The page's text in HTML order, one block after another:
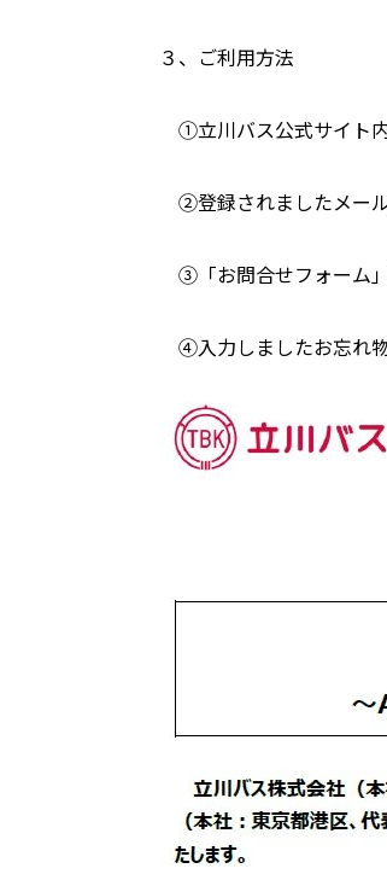
３、ご利用方法
①立川バス公式サイト内
②登録されましたメール
③「お問合せフォーム
④入力しましたお忘れ